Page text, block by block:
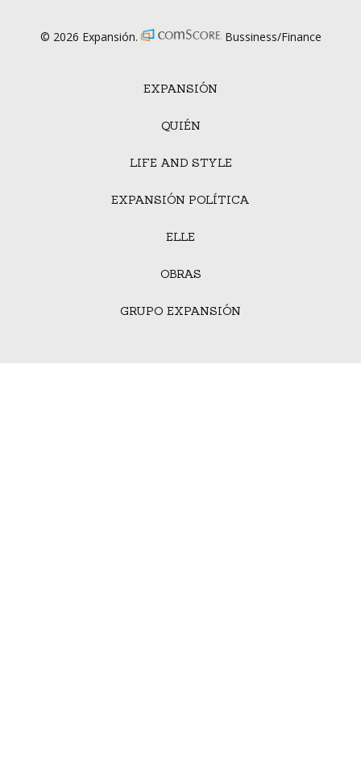
EXPANSIÓN
QUIÉN
LIFE AND STYLE
EXPANSIÓN POLÍTICA
ELLE
OBRAS
GRUPO EXPANSIÓN
© 2026 Expansión. Bussiness/Finance